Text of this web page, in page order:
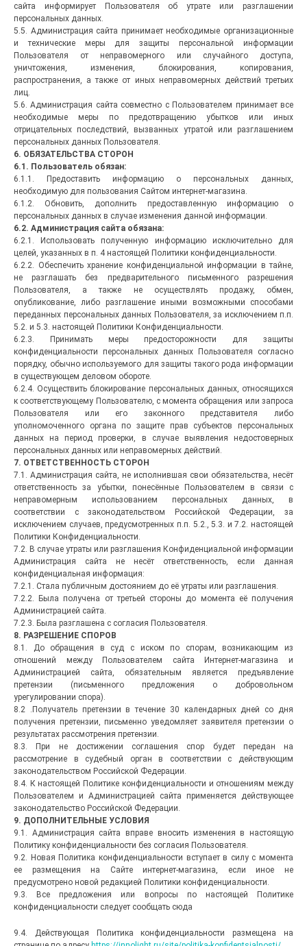
сайта информирует Пользователя об утрате или разглашении
персональных данных.
5.5. Администрация сайта принимает необходимые организационные
и технические меры для защиты персональной информации
Пользователя от неправомерного или случайного доступа,
уничтожения, изменения, блокирования, копирования,
распространения, а также от иных неправомерных действий третьих
лиц.
5.6. Администрация сайта совместно с Пользователем принимает все
необходимые меры по предотвращению убытков или иных
отрицательных последствий, вызванных утратой или разглашением
персональных данных Пользователя.
6. ОБЯЗАТЕЛЬСТВА СТОРОН
6.1. Пользователь обязан:
6.1.1. Предоставить информацию о персональных данных,
необходимую для пользования Сайтом интернет-магазина.
6.1.2. Обновить, дополнить предоставленную информацию о
персональных данных в случае изменения данной информации.
6.2. Администрация сайта обязана:
6.2.1. Использовать полученную информацию исключительно для
целей, указанных в п. 4 настоящей Политики конфиденциальности.
6.2.2. Обеспечить хранение конфиденциальной информации в тайне,
не разглашать без предварительного письменного разрешения
Пользователя, а также не осуществлять продажу, обмен,
опубликование, либо разглашение иными возможными способами
переданных персональных данных Пользователя, за исключением п.п.
5.2. и 5.3. настоящей Политики Конфиденциальности.
6.2.3. Принимать меры предосторожности для защиты
конфиденциальности персональных данных Пользователя согласно
порядку, обычно используемого для защиты такого рода информации
в существующем деловом обороте.
6.2.4. Осуществить блокирование персональных данных, относящихся
к соответствующему Пользователю, с момента обращения или запроса
Пользователя или его законного представителя либо
уполномоченного органа по защите прав субъектов персональных
данных на период проверки, в случае выявления недостоверных
персональных данных или неправомерных действий.
7. ОТВЕТСТВЕННОСТЬ СТОРОН
7.1. Администрация сайта, не исполнившая свои обязательства, несёт
ответственность за убытки, понесённые Пользователем в связи с
неправомерным использованием персональных данных, в
соответствии с законодательством Российской Федерации, за
исключением случаев, предусмотренных п.п. 5.2., 5.3. и 7.2. настоящей
Политики Конфиденциальности.
7.2. В случае утраты или разглашения Конфиденциальной информации
Администрация сайта не несёт ответственность, если данная
конфиденциальная информация:
7.2.1. Стала публичным достоянием до её утраты или разглашения.
7.2.2. Была получена от третьей стороны до момента её получения
Администрацией сайта.
7.2.3. Была разглашена с согласия Пользователя.
8. РАЗРЕШЕНИЕ СПОРОВ
8.1. До обращения в суд с иском по спорам, возникающим из
отношений между Пользователем сайта Интернет-магазина и
Администрацией сайта, обязательным является предъявление
претензии (письменного предложения о добровольном
урегулировании спора).
8.2 .Получатель претензии в течение 30 календарных дней со дня
получения претензии, письменно уведомляет заявителя претензии о
результатах рассмотрения претензии.
8.3. При не достижении соглашения спор будет передан на
рассмотрение в судебный орган в соответствии с действующим
законодательством Российской Федерации.
8.4. К настоящей Политике конфиденциальности и отношениям между
Пользователем и Администрацией сайта применяется действующее
законодательство Российской Федерации.
9. ДОПОЛНИТЕЛЬНЫЕ УСЛОВИЯ
9.1. Администрация сайта вправе вносить изменения в настоящую
Политику конфиденциальности без согласия Пользователя.
9.2. Новая Политика конфиденциальности вступает в силу с момента
ее размещения на Сайте интернет-магазина, если иное не
предусмотрено новой редакцией Политики конфиденциальности.
9.3. Все предложения или вопросы по настоящей Политике
конфиденциальности следует сообщать сюда
9.4. Действующая Политика конфиденциальности размещена на